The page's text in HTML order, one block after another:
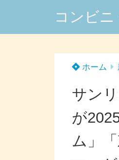
コンビ
ホーム
サン
が
ム」